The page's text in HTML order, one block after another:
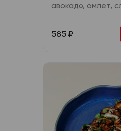
авокадо, омлет,
терияки,
лук
585₽